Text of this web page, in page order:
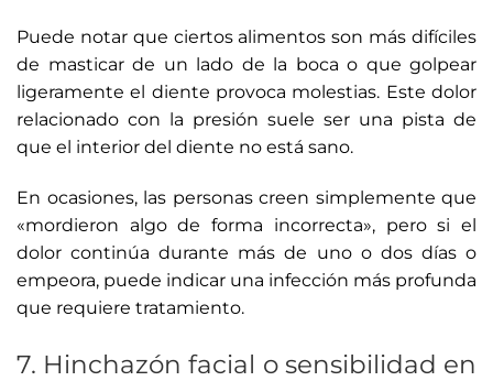
Puede notar que ciertos alimentos son más difíciles
de masticar de un lado de la boca o que golpear
ligeramente el diente provoca molestias. Este dolor
relacionado con la presión suele ser una pista de
que el interior del diente no está sano.
En ocasiones, las personas creen simplemente que
«mordieron algo de forma incorrecta», pero si el
dolor continúa durante más de uno o dos días o
empeora, puede indicar una infección más profunda
que requiere tratamiento.
7. Hinchazón facial o sensibilidad en